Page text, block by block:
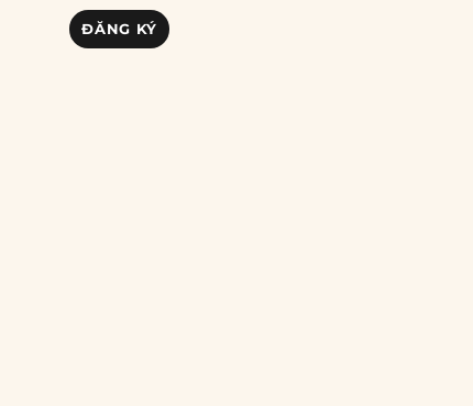
email
ĐĂNG KÝ